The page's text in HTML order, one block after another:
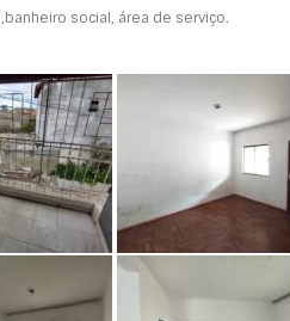
social, área de serviço.